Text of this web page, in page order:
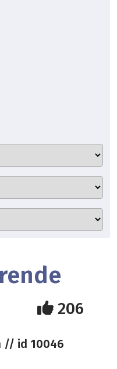
206
// id 10046